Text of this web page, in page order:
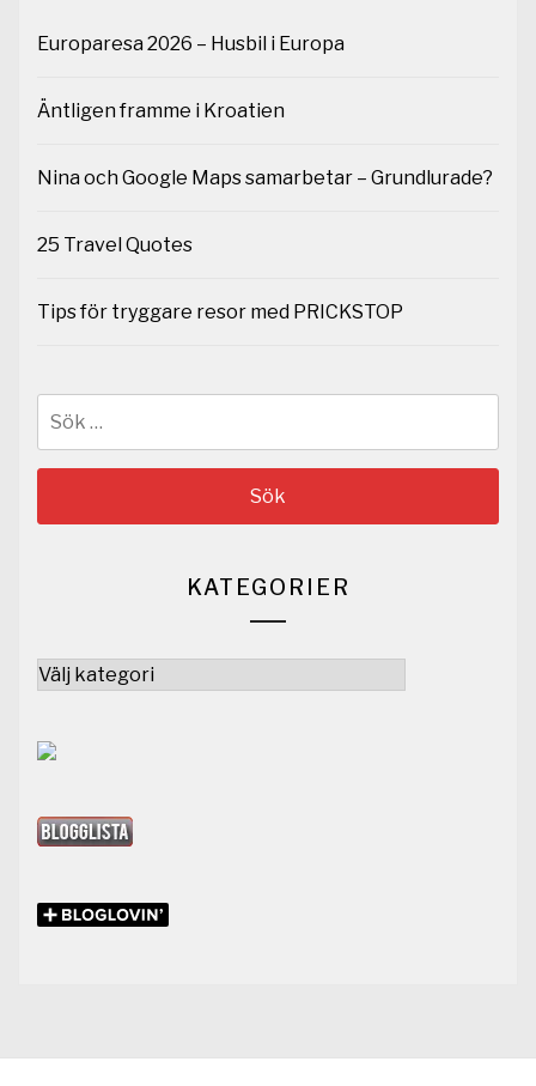
Europaresa 2026 – Husbil i Europa
Äntligen framme i Kroatien
Nina och Google Maps samarbetar – Grundlurade?
25 Travel Quotes
Tips för tryggare resor med PRICKSTOP
KATEGORIER
Kategorier